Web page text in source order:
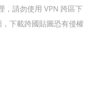
，請勿使用 VPN 跨區下
下載跨國貼圖恐有侵權